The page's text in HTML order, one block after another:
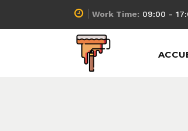
Work Time: 09:00 -